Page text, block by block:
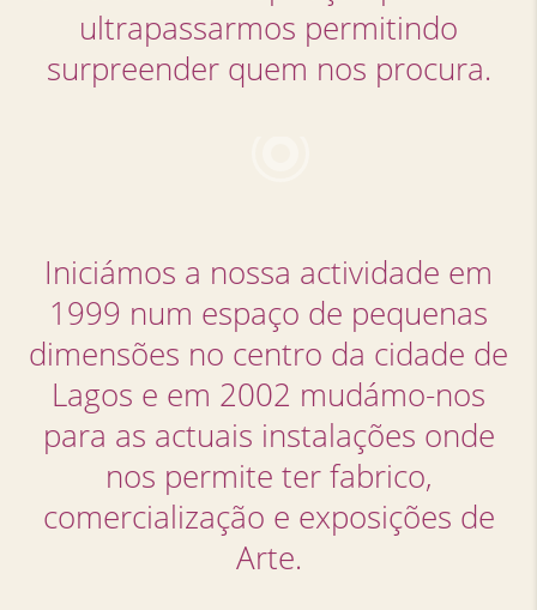
ultrapassarmos permitindo
surpreender quem nos procura.
Iniciámos a nossa actividade em
1999 num espaço de pequenas
dimensões no centro da cidade de
Lagos e em 2002 mudámo-nos
para as actuais instalações onde
nos permite ter fabrico,
comercialização e exposições de
Arte.